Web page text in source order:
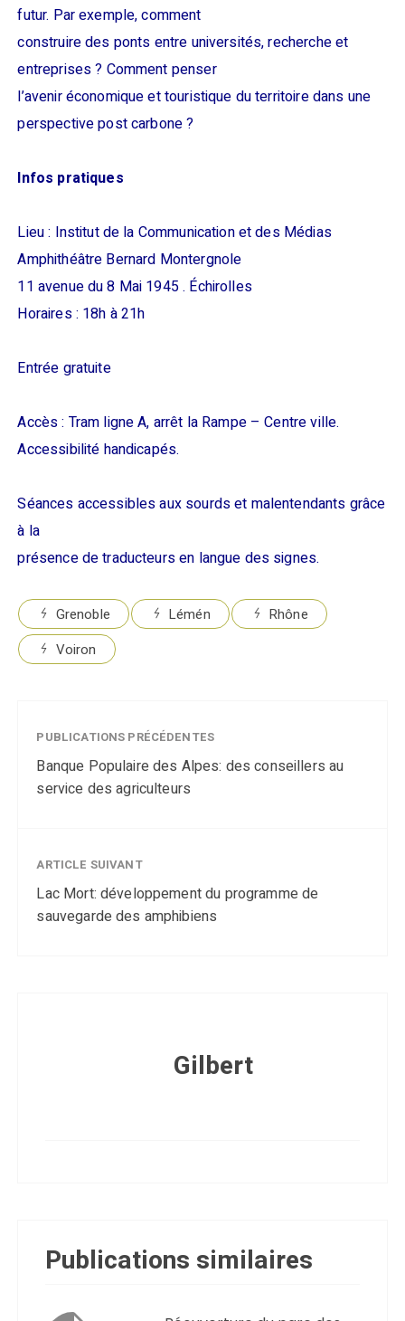
futur. Par exemple, comment
construire des ponts entre universités, recherche et
entreprises ? Comment penser
l’avenir économique et touristique du territoire dans une
perspective post carbone ?
Infos pratiques
Lieu : Institut de la Communication et des Médias
Amphithéâtre Bernard Montergnole
11 avenue du 8 Mai 1945 . Échirolles
Horaires : 18h à 21h
Entrée gratuite
Accès : Tram ligne A, arrêt la Rampe – Centre ville.
Accessibilité handicapés.
Séances accessibles aux sourds et malentendants grâce
à la
présence de traducteurs en langue des signes.
Grenoble Lémén
Rhône
Voiron
PUBLICATIONS PRÉCÉDENTES
Banque Populaire des Alpes: des conseillers au
service des agriculteurs
ARTICLE SUIVANT
Lac Mort: développement du programme de
sauvegarde des amphibiens
Gilbert
Publications similaires